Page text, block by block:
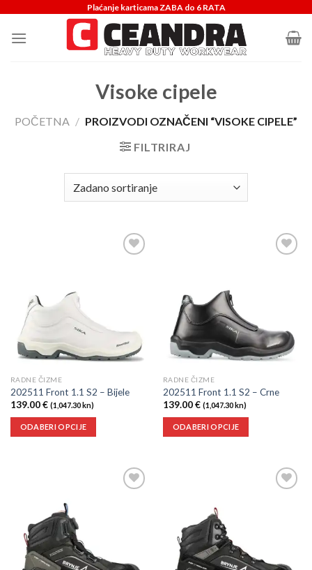
content
Plaćanje karticama ZABA do 6 RATA
Visoke cipele
POČETNA / PROIZVODI OZNAČENI “VISOKE CIPELE”
FILTRIRAJ
RADNE ČIZME
202511 Front 1.1 S2 – Bijele
139.00€ (1,047.30 kn)
ODABERI OPCIJE
RADNE ČIZME
202511 Front 1.1 S2 – Crne
139.00€ (1,047.30 kn)
ODABERI OPCIJE